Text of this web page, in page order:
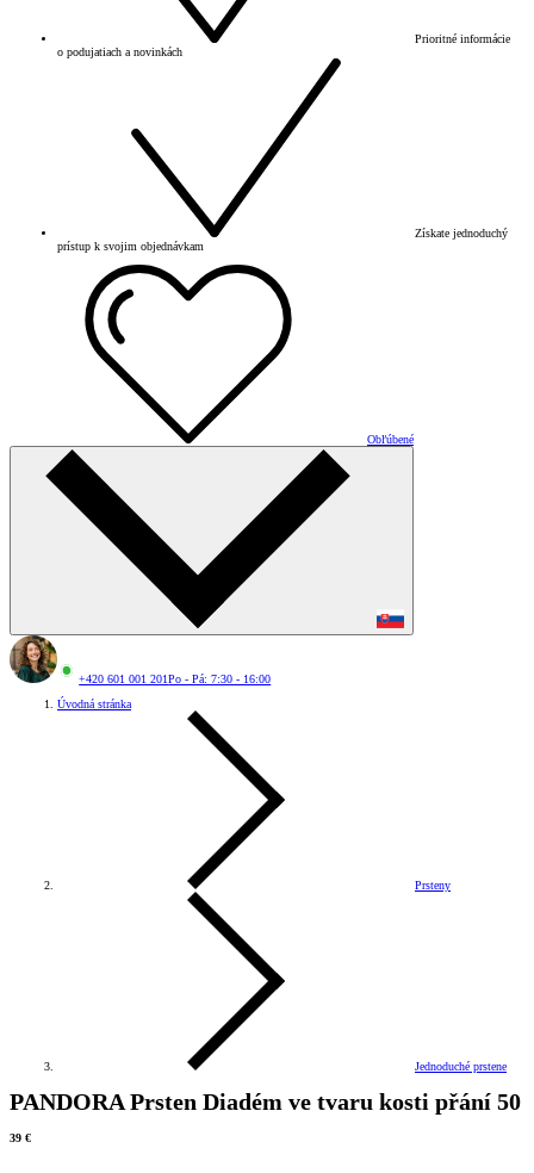
Prioritné informácie
o podujatiach a novinkách
Získate jednoduchý
prístup k svojim objednávkam
Obľúbené
+420 601 001 201Po - Pá: 7:30 - 16:00
Úvodná stránka
Prsteny
Jednoduché prstene
PANDORA Prsten Diadém ve tvaru kosti přání 50
39 €